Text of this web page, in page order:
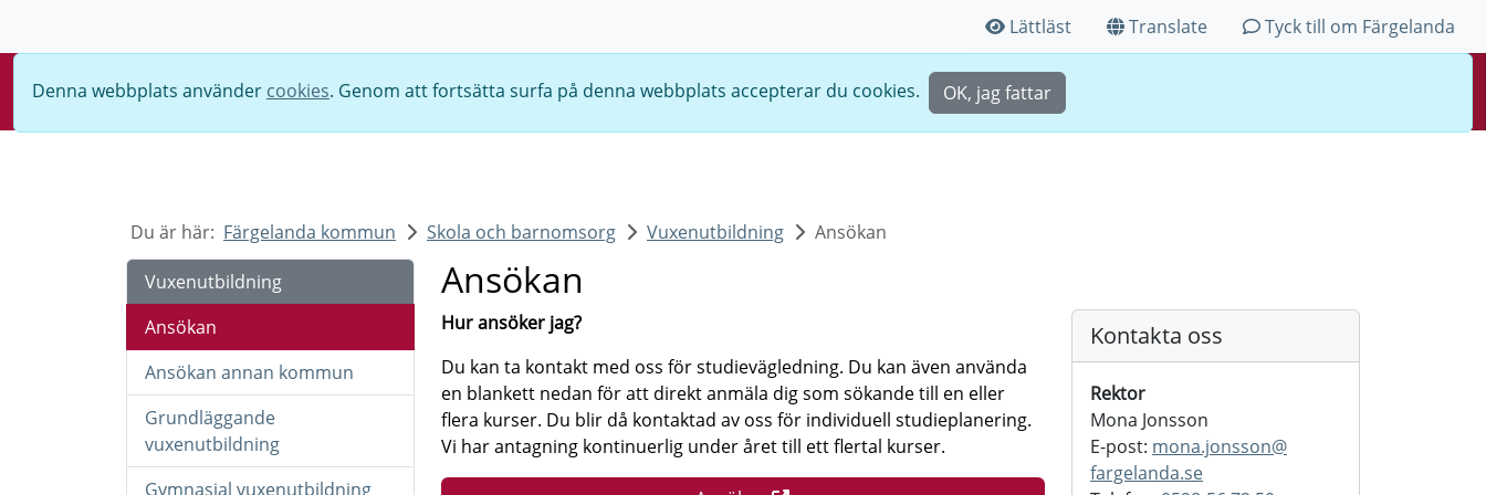
Lättläst Translate
Tyck till om Färgelanda
Denna webbplats använder cookies. Genom att fortsätta surfa på denna webbplats accepterar du cookies. OK, jag fattar
Du är här: Färgelanda kommun Skola och barnomsorg Vuxenutbildning Ansökan
Vuxenutbildning
Ansökan
Ansökan annan kommun
Grundläggande
vuxenutbildning
Gymnasial vuxenutbildning
Ansökan
Hur ansöker jag?
Du kan ta kontakt med oss för studievägledning. Du kan även använda
en blankett nedan för att direkt anmäla dig som sökande till en eller
flera kurser. Du blir då kontaktad av oss för individuell studieplanering.
Vi har antagning kontinuerlig under året till ett flertal kurser.
Kontakta oss
Rektor
Mona Jonsson
E-post: mona.jonsson@
fargelanda.se